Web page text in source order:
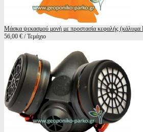
Μάσκα ψεκασμού μονή με προστασία κεφαλής
56,00 € / Τεμάχιο